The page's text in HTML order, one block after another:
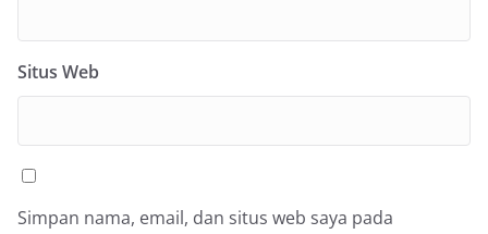
Situs Web
Simpan nama, email, dan situs web saya pada